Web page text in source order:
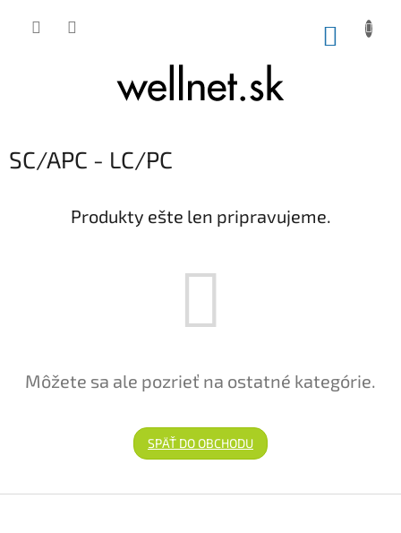
SC/APC - LC/PC
Produkty ešte len pripravujeme.
Môžete sa ale pozrieť na ostatné kategórie.
SPÄŤ DO OBCHODU